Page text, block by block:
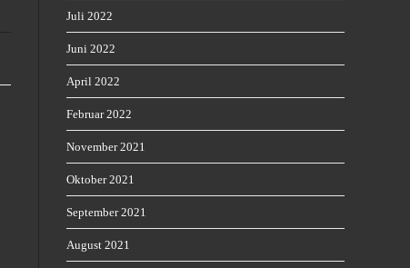
Juli 2022
Juni 2022
April 2022
Februar 2022
November 2021
Oktober 2021
September 2021
August 2021